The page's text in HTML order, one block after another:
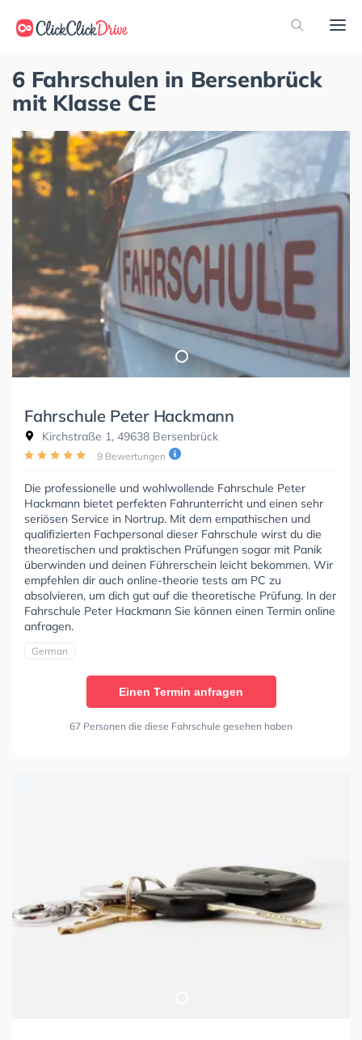
6 Fahrschulen in Bersenbrück
mit Klasse CE
Fahrschule Peter Hackmann
Kirchstraße 1, 49638 Bersenbrück
9 Bewertungen
Die professionelle und wohlwollende Fahrschule Peter
Hackmann bietet perfekten Fahrunterricht und einen sehr
seriösen Service in Nortrup. Mit dem empathischen und
qualifizierten Fachpersonal dieser Fahrschule wirst du die
theoretischen und praktischen Prüfungen sogar mit Panik
überwinden und deinen Führerschein leicht bekommen. Wir
empfehlen dir auch online-theorie tests am PC zu
absolvieren, um dich gut auf die theoretische Prüfung. In der
Fahrschule Peter Hackmann Sie können einen Termin online
anfragen.
German
Einen Termin anfragen
67 Personen die diese Fahrschule gesehen haben